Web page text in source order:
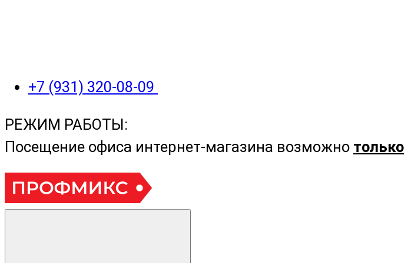
+7 (931) 320-08-09
РЕЖИМ РАБОТЫ:
Посещение офиса интернет-магазина возможно только